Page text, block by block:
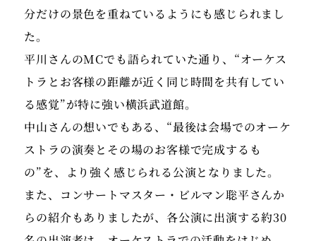
分だけの景色を重ねているようにも感じられまし
た。
平川さんのMCでも語られていた通り、“オーケス
トラとお客様の距離が近く同じ時間を共有してい
る感覚”が特に強い横浜武道館。
中山さんの想いでもある、“最後は会場でのオーケ
ストラの演奏とその場のお客様で完成するも
の”を、より強く感じられる公演となりました。
また、コンサートマスター・ビルマン聡平さんか
らの紹介もありましたが、各公演に出演する約30